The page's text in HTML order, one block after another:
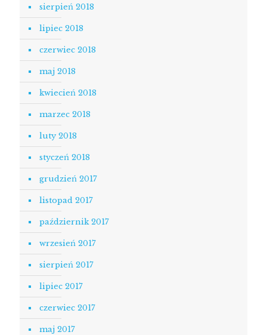
sierpień 2018
lipiec 2018
czerwiec 2018
maj 2018
kwiecień 2018
marzec 2018
luty 2018
styczeń 2018
grudzień 2017
listopad 2017
październik 2017
wrzesień 2017
sierpień 2017
lipiec 2017
czerwiec 2017
maj 2017